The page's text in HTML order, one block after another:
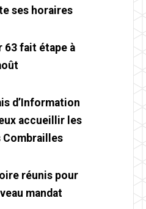
ses horaires
63 fait étape à
d’Information
accueillir les
Combrailles
réunis pour
mandat